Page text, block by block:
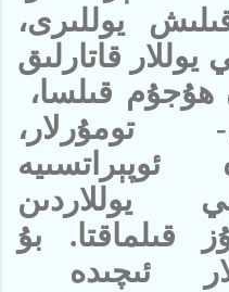
يوللىرى،
قاتارلىق
ھۇجۇم قىلسا،
تومۇرلار،
يوللاردىن
قىلماقتا. بۇ
ئىچىدە